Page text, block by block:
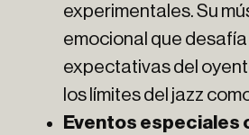
experimentales. Su
emocional que desafía
expectativas del
los límites del jazz
Eventos especiales